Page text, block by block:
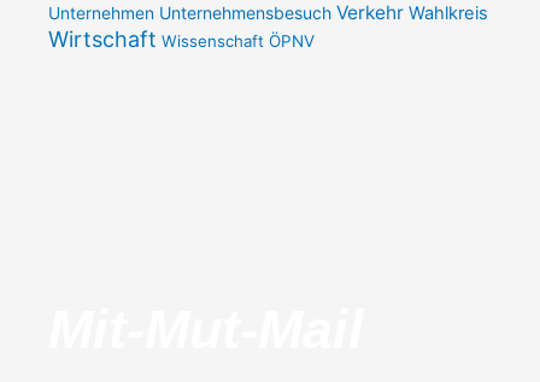
Unternehmen Unternehmensbesuch Verkehr Wahlkreis
Wirtschaft Wissenschaft ÖPNV